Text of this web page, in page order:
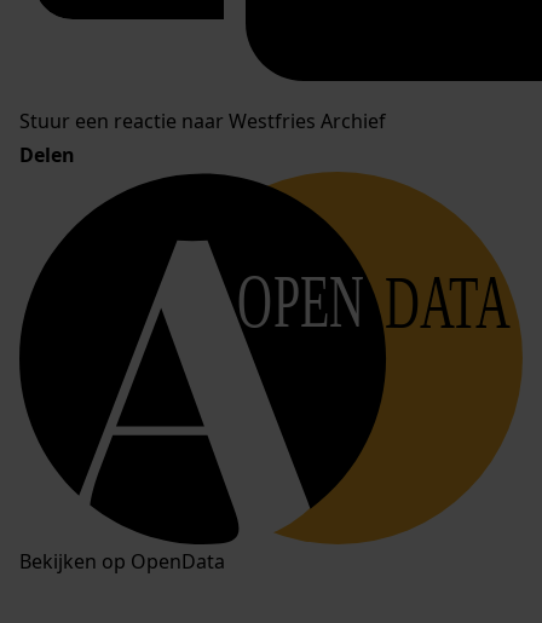
Stuur een reactie naar Westfries Archief
Delen
OPEN DATA
Bekijken op OpenData